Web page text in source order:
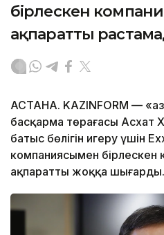
бірлескен
ақпаратты
АСТАНА. KAZINFORM —
басқарма төрағасы Асхат
батыс бөлігін игеру үшін
компаниясымен бірлескен
ақпаратты жоққа шығарды.